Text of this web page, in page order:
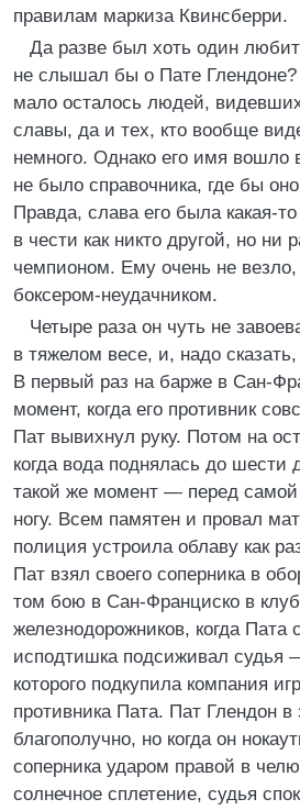
правилам маркиза Квинсберри.
Да разве был хоть один
не слышал бы о Пате Глендоне?
мало осталось людей,
славы, да и тех, кто вообще
немного. Однако его имя вошло
не было справочника, где бы
Правда, слава его была какая-
в чести как никто другой, но ни
чемпионом. Ему очень не везло,
боксером-неудачником.
Четыре раза он чуть не
в тяжелом весе, и, надо
В первый раз на барже в Сан-
момент, когда его противник
Пат вывихнул руку. Потом на
когда вода поднялась до шести
такой же момент — перед
ногу. Всем памятен и провал
полиция устроила облаву как
Пат взял своего соперника в
том бою в Сан-Франциско в
железнодорожников, когда Пата
исподтишка подсиживал судья
которого подкупила компания
противника Пата. Пат Глендон в
благополучно, но когда он
соперника ударом правой в
солнечное сплетение, судья